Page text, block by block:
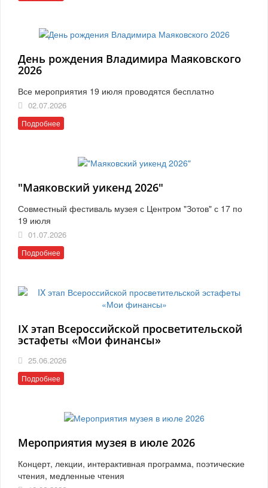
День рождения Владимира Маяковского
2026
Все мероприятия 19 июля проводятся бесплатно
02.07.2026
Подробнее
"Маяковский уикенд 2026"
Совместный фестиваль музея с Центром "Зотов" с 17 по
19 июля
01.07.2026
Подробнее
IX этап Всероссийской просветительской
эстафеты «Мои финансы»
25.06.2026
Подробнее
Мероприятия музея в июле 2026
Концерт, лекции, интерактивная программа, поэтические
чтения, медленные чтения